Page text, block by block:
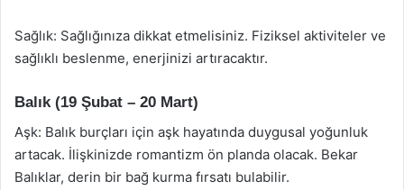
Sağlık: Sağlığınıza dikkat etmelisiniz. Fiziksel aktiviteler ve
sağlıklı beslenme, enerjinizi artıracaktır.
Balık (19 Şubat – 20 Mart)
Aşk: Balık burçları için aşk hayatında duygusal yoğunluk
artacak. İlişkinizde romantizm ön planda olacak. Bekar
Balıklar, derin bir bağ kurma fırsatı bulabilir.